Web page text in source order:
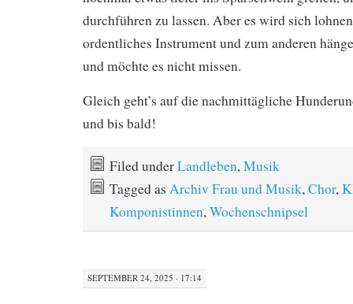
durchführen zu lassen. Aber es wird sich
ordentliches Instrument und zum anderen
und möchte es nicht missen.
Gleich geht’s auf die nachmittägliche
und bis bald!
Filed underLandleben,Musik
Tagged as Archiv Frau und Musik,Chor,
Komponistinnen,Wochenschnipsel
SEPTEMBER 24, 2025 · 17:14